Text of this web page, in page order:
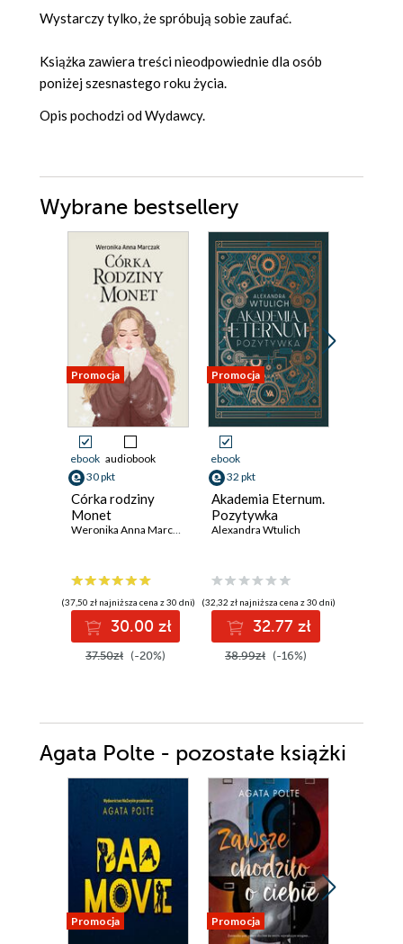
Wystarczy tylko, że spróbują sobie zaufać.
Książka zawiera treści nieodpowiednie dla osób
poniżej szesnastego roku życia.
Opis pochodzi od Wydawcy.
Wybrane bestsellery
Promocja
ebook audiobook
30 pkt
Córka rodziny
Monet
(37,50 zł najniższa cena z 30 dni)
30.00 zł
37.50zł (-20%)
Promocja
ebook
32 pkt
Akademia Eternum.
Pozytywka
Alexandra Wtulich
(32,32 zł najniższa cena z 30 dni)
32.77 zł
38.99zł (-16%)
Agata Polte - pozostałe książki
Promocja Promocja